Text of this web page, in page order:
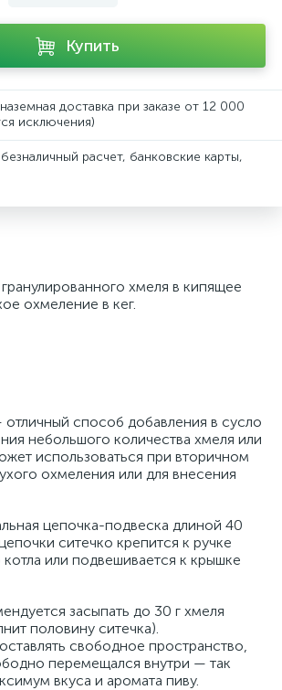
Купить
доставка при заказе от 12 000
исключения)
расчет, банковские карты,
хмеля в кипящее
oхмеление в кег.
способ добавления в сусло
небольшого количества хмеля или
использоваться при вторичном
охмеления или для внесения
цепочка-подвеска длиной 40
ситечко крепится к ручке
или подвешивается к крышке
засыпать до 30 г хмеля
половину ситечка).
свободное пространство,
перемещался внутри — так
вкуса и аромата пиву.